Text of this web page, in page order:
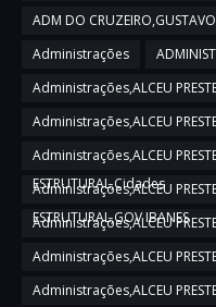
ADM DO CRUZEIRO,GUSTAVO
Administrações
Administrações,ALCEU
Administrações,ALCEU
Administrações,ALCEU
ESTRUTURAL,Cidades
Administrações,ALCEU
ESTRUTURAL,GOV IBANES
Administrações,ALCEU
Administrações,ALCEU
Administrações,ALCEU